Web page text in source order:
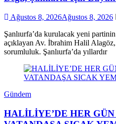
Ağustos 8, 2026Ağustos 8, 2026
Şanlıurfa’da kurulacak yeni
açıklayan Av. İbrahim Halil
sorumluluk. Şanlıurfa’da yıllardır
Gündem
HALİLİYE’DE HER GÜN